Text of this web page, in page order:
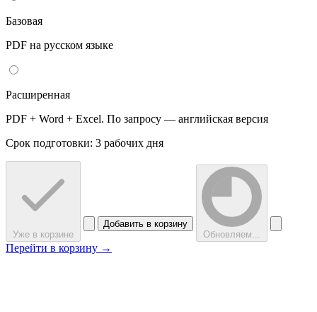
Базовая
PDF на русском языке
Расширенная
PDF + Word + Excel. По запросу — английская версия
Срок подготовки: 3 рабочих дня
Уже в корзине
Добавить в корзину
Обновляем...
Перейти в корзину →